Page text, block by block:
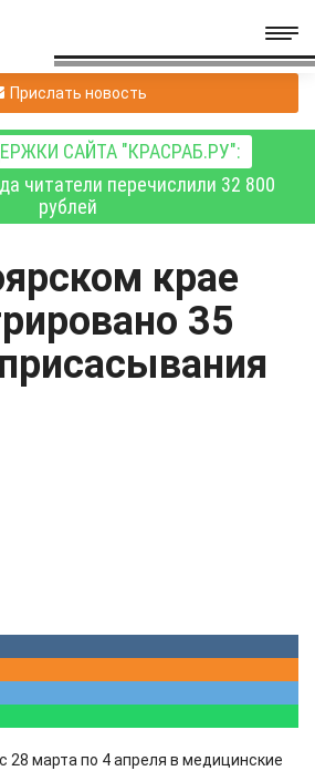
Прислать новость
САЙТА "КРАСРАБ.РУ":
читатели перечислили 32 800
рублей
крае
35
28 марта по 4 апреля в медицинские